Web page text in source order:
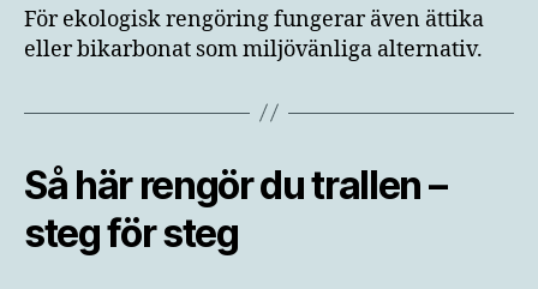
För ekologisk rengöring fungerar även ättika
eller bikarbonat som miljövänliga alternativ.
Så här rengör du trallen –
steg för steg